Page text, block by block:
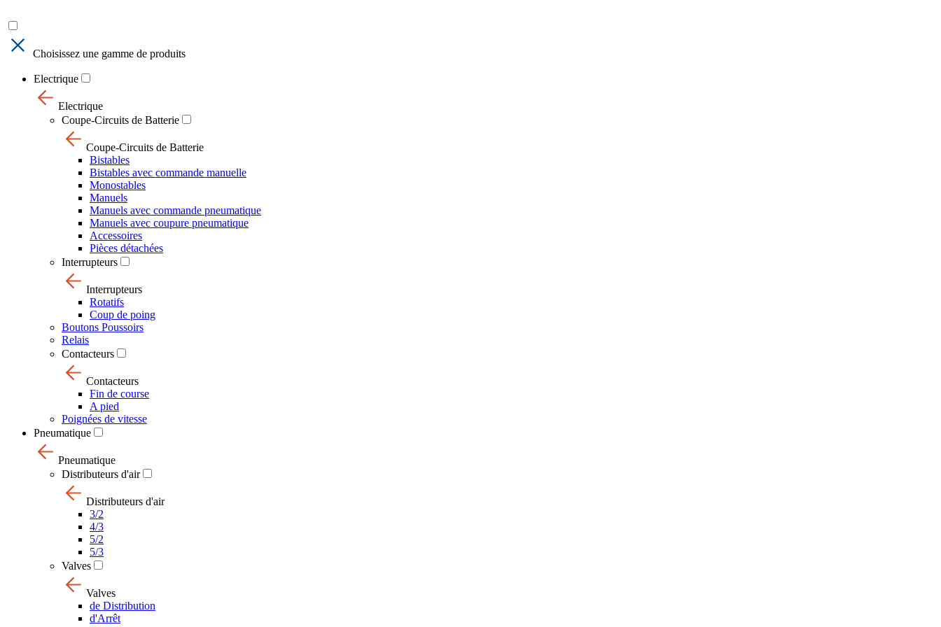
Choisissez une gamme de produits
Electrique
Electrique
Coupe-Circuits de Batterie
Coupe-Circuits de Batterie
Bistables
Bistables avec commande manuelle
Monostables
Manuels
Manuels avec commande pneumatique
Manuels avec coupure pneumatique
Accessoires
Pièces détachées
Interrupteurs
Interrupteurs
Rotatifs
Coup de poing
Boutons Poussoirs
Relais
Contacteurs
Contacteurs
Fin de course
A pied
Poignées de vitesse
Pneumatique
Pneumatique
Distributeurs d'air
Distributeurs d'air
3/2
4/3
5/2
5/3
Valves
Valves
de Distribution
d'Arrêt